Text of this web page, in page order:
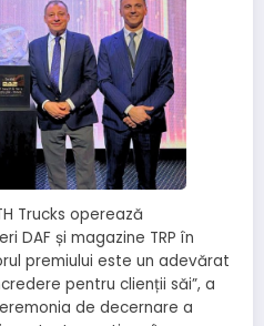
Trucks operează
DAF și magazine TRP în
premiului este un adevărat
pentru clienții săi”, a
de decernare a